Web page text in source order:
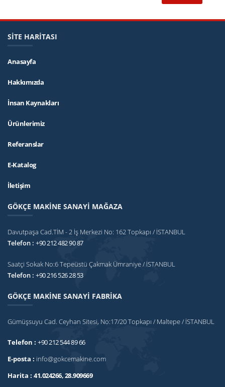
SİTE HARİTASI
Anasayfa
Hakkımızda
İnsan Kaynakları
Ürünlerimiz
Referanslar
E-Katalog
İletişim
GÖKÇE MAKİNE SANAYİ MAĞAZA
Davutpaşa Cad.TİM - 2 İş Merkezi No: 162 Topkapı / İSTANBUL
Telefon : +90 212 482 90 87
Saatçi Sokak No:6 Tepeüstü Çakmak Ümraniye / İSTANBUL
Telefon : +90 216 526 28 53
GÖKÇE MAKİNE SANAYİ FABRİKA
Gümüşsuyu Cad. Ceyhan Sitesi, No:17/20 Topkapı / Maltepe / İSTANBUL
Telefon : +90 212 544 89 66
E-posta : info@gokcemakine.com
Harita : 41.024266, 28.909669